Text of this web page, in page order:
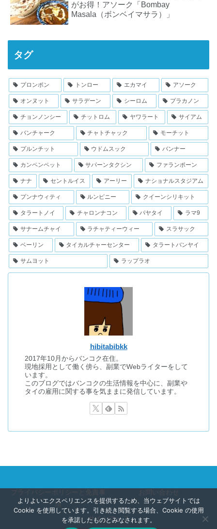
がお得！アソーク「Bombay
Masala（ボンベイマサラ）」
タグ
プロンポン トンロー エカマイ アソーク
オンヌット サラデーン シーロム プラカノン
チョンノンシー チットロム ヤワラート サイアム
バンチャーク チャトチャック モーチット
プルンチット ウドムスック バンナー
カンペンペット サパーンタクシン ファランポーン
ナナ セントルイス アーリー ナショナルスタジアム
プンナウィティ ルンピニー クイーンシリキット
タラートノイ チャロンナコン パヤタイ ラマ9
サナームチャイ ラチャティーウィー スラサック
ベーリン タイカルチャーセンター タラートバンヤイ
サムヨット ラップラオ
hibitabibkk
2017年10月からバンコク在住。
現地採用として働く傍ら、副業でWebライターをして
います。
このブログではバンコクの生活情報を中心に、副業や
タイの雇用に関する事を気ままに発信しています。
プライバシーポリシーと免責事
項
お問い合わせ
サイトマップ
よりよいエクスペリエンスを提供するため、当ウェブサイトでは
Cookie を使用しています。引き続き閲覧する場合、Cookie の使用
を承諾したものとみなされます。